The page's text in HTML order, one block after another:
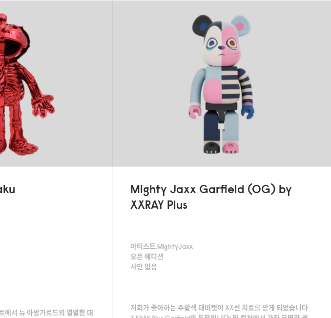
에서 뉴 아방가르드의 열렬한 대
Mighty Jaxx Garfield (OG) by
XXRAY Plus
아티스트:MightyJaxx
오픈 에디션
사인 없음
저희가 좋아하는 주황색 태비캣이 XX선 치료를 받게 되었습니다.